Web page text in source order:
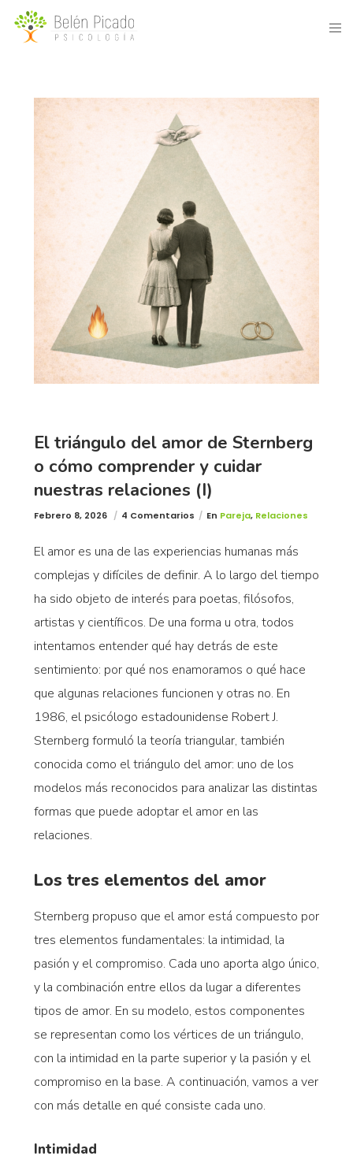
El triángulo del amor de Sternberg
o cómo comprender y cuidar
nuestras relaciones (I)
Febrero 8, 2026 4 Comentarios En Pareja, Relaciones
El amor es una de las experiencias humanas más
complejas y difíciles de definir. A lo largo del tiempo
ha sido objeto de interés para poetas, filósofos,
artistas y científicos. De una forma u otra, todos
intentamos entender qué hay detrás de este
sentimiento: por qué nos enamoramos o qué hace
que algunas relaciones funcionen y otras no. En
1986, el psicólogo estadounidense Robert J.
Sternberg formuló la teoría triangular, también
conocida como el triángulo del amor: uno de los
modelos más reconocidos para analizar las distintas
formas que puede adoptar el amor en las
relaciones.
Los tres elementos del amor
Sternberg propuso que el amor está compuesto por
tres elementos fundamentales: la intimidad, la
pasión y el compromiso. Cada uno aporta algo único,
y la combinación entre ellos da lugar a diferentes
tipos de amor. En su modelo, estos componentes
se representan como los vértices de un triángulo,
con la intimidad en la parte superior y la pasión y el
compromiso en la base. A continuación, vamos a ver
con más detalle en qué consiste cada uno.
Intimidad